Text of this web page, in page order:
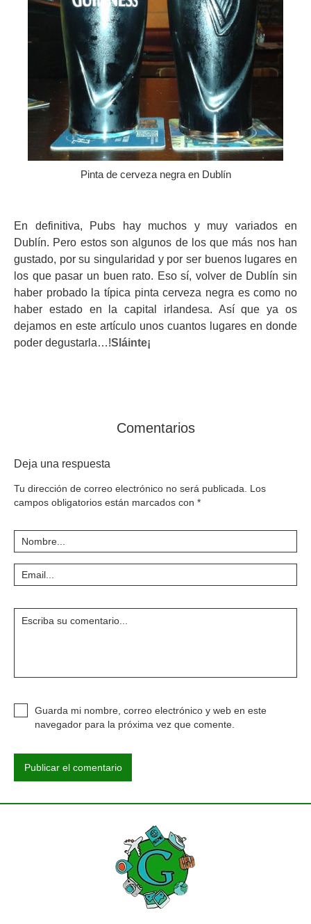
Pinta de cerveza negra en Dublín
En definitiva, Pubs hay muchos y muy variados en
Dublín. Pero estos son algunos de los que más nos han
gustado, por su singularidad y por ser buenos lugares en
los que pasar un buen rato. Eso sí, volver de Dublín sin
haber probado la típica pinta cerveza negra es como no
haber estado en la capital irlandesa. Así que ya os
dejamos en este artículo unos cuantos lugares en donde
poder degustarla…!Sláinte¡
Comentarios
Deja una respuesta
Tu dirección de correo electrónico no será publicada.
Los
campos obligatorios están marcados con *
Guarda mi nombre, correo electrónico y web en este
navegador para la próxima vez que comente.